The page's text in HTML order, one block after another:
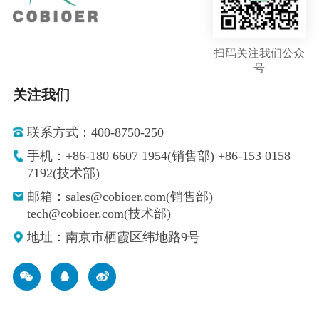
扫码关注我们公众
号
关注我们
联系方式：400-8750-250
手机：+86-180 6607 1954(销售部) +86-153 0158
7192(技术部)
邮箱：sales@cobioer.com(销售部)
tech@cobioer.com(技术部)
地址：南京市栖霞区纬地路9号